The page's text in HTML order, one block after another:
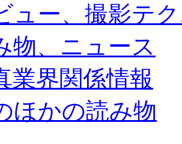
ュー、撮影テ
物、ニュース
業界関係情報
ほかの読み物